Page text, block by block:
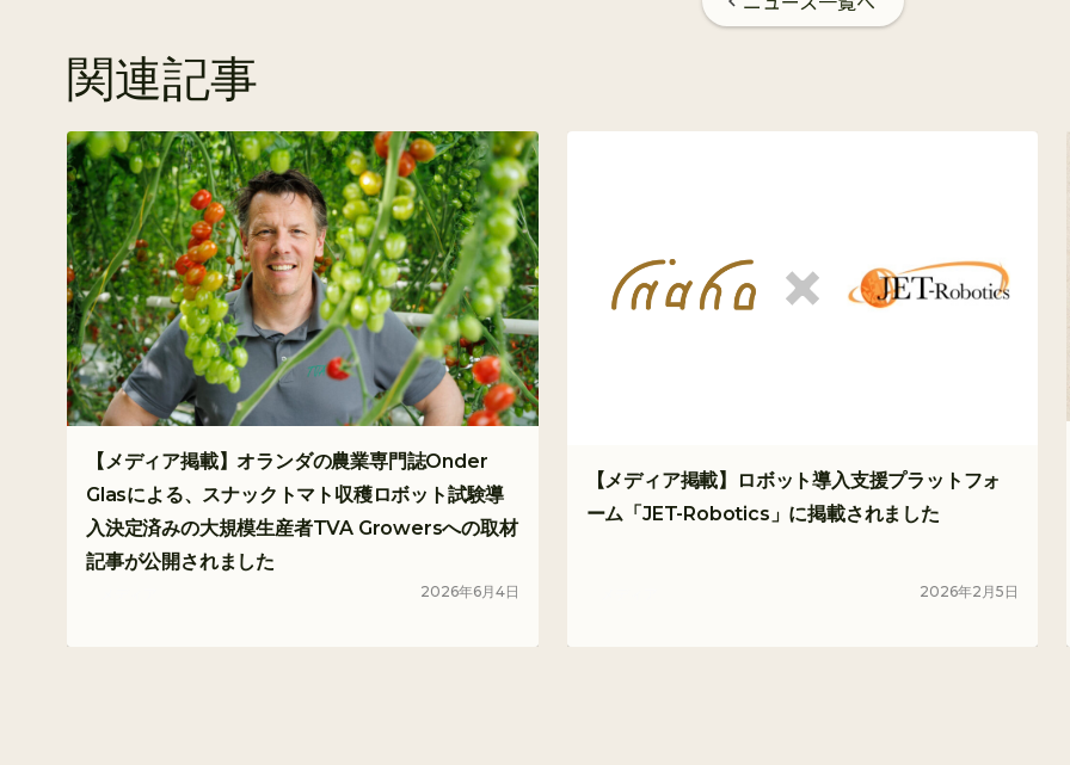
関連記事
【メディア掲載】オランダの農業専門誌Onder
Glasによる、スナックトマト収穫ロボット試験導
入決定済みの大規模生産者TVA Growersへの取材
記事が公開されました
2026年6月4日
【メディア掲載】ロボット導入支援プラットフォ
ーム「JET-Robotics」に掲載されました
2026年2 月5 日